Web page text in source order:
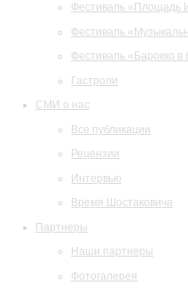
Фестиваль «Площадь
Фестиваль
Фестиваль «Барокко в
Гастроли
СМИ о нас
Все публикации
Рецензии
Интервью
Время Шостаковича
Партнеры
Наши партнеры
Фотогалерея